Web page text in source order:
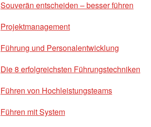
Souverän entscheiden – besser führen
Projektmanagement
Führung und Personalentwicklung
Die 8 erfolgreichsten Führungstechniken
Führen von Hochleistungsteams
Führen mit System